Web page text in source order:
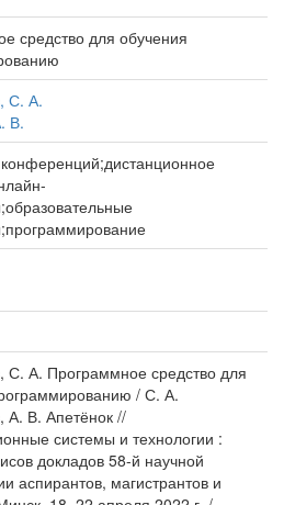
средство для обучения
С. А.
В.
С. А. Программное средство для
/ С. А.
А. В. Апетёнок //
системы и технологии :
докладов 58-й научной
аспирантов, магистрантов и